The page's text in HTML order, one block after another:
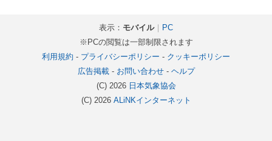
表示： モバイル｜ PC
※PCの閲覧は一部制限されます
利用規約 - プライバシーポリシー - クッキーポリシー
広告掲載- お問い合わせ- ヘルプ
(C) 2026 日本気象協会
(C) 2026 ALiNKインターネット